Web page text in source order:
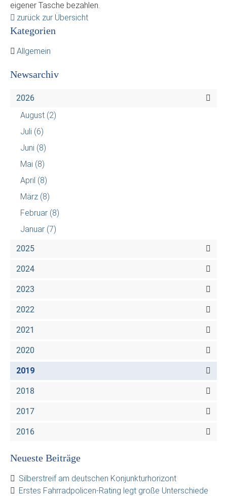
eigener Tasche bezahlen.
zurück zur Übersicht
Kategorien
Allgemein
Newsarchiv
2026
August (2)
Juli (6)
Juni (8)
Mai (8)
April (8)
März (8)
Februar (8)
Januar (7)
2025
2024
2023
2022
2021
2020
2019
2018
2017
2016
Neueste Beiträge
Silberstreif am deutschen Konjunkturhorizont
Erstes Fahrradpolicen-Rating legt große Unterschiede